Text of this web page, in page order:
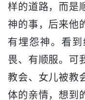
样的道路，而是
神的事，后来他
有埋怨神。看
畏、有顺服。可
教会、女儿被教
体的亲情，想到